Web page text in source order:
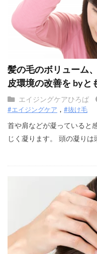
髪の毛のボリューム
皮環境の改善を byと
エイジングケアひろば
#エイジングケア #抜け毛
首や肩などが凝っていると
じく凝ります。 頭の凝り